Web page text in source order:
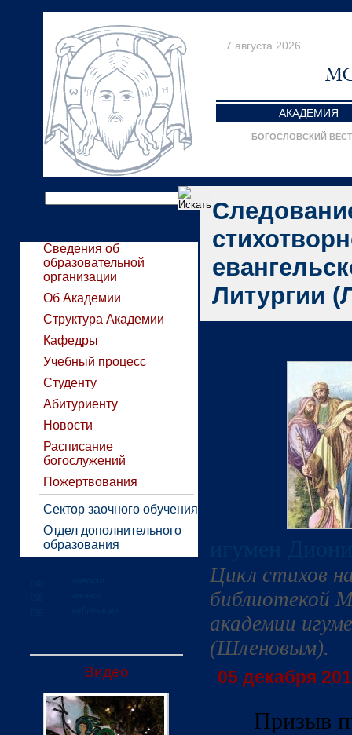
7 августа 2026
АКАДЕМИЯ
БОГОСЛОВСКИЙ
Сведения об
образовательной
организации
Об Академии
Структура Академии
Кафедры
Учебный процесс
Студенту
Абитуриенту
Новости
Расписание
богослужений
Пожертвования
Сектор заочного обучения
Отдел дополнительного
образования
Видео
Литургии
Цикл стихов
библиотекой
академии
(Шленовым).
05 декабря
Призыв